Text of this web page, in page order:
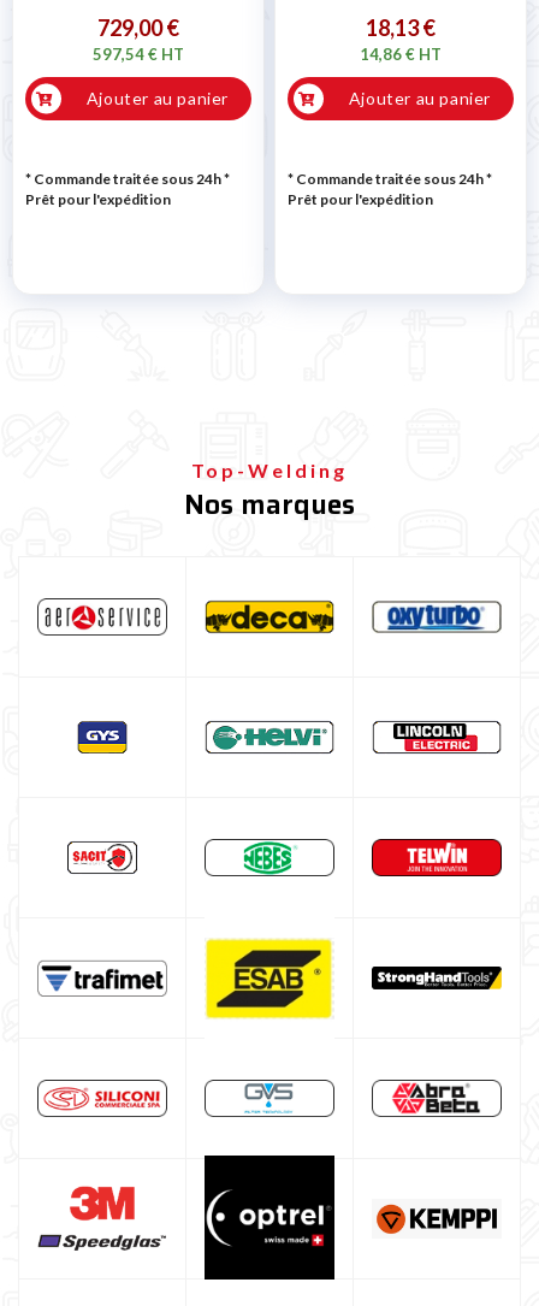
729,00 €
597,54 € HT
Ajouter au panier
* Commande traitée sous 24h*
Prêt pour l'expédition
18,13 €
14,86 € HT
Ajouter au panier
* Commande traitée sous 24h*
Prêt pour l'expédition
Top-Welding
Nos marques